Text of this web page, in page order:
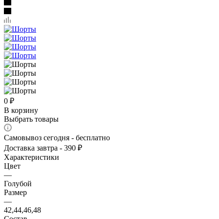
0 ₽
В корзину
Выбрать товары
Самовывоз сегодня - бесплатно
Доставка завтра - 390 ₽
Характеристики
Цвет
—
Голубой
Размер
—
42,44,46,48